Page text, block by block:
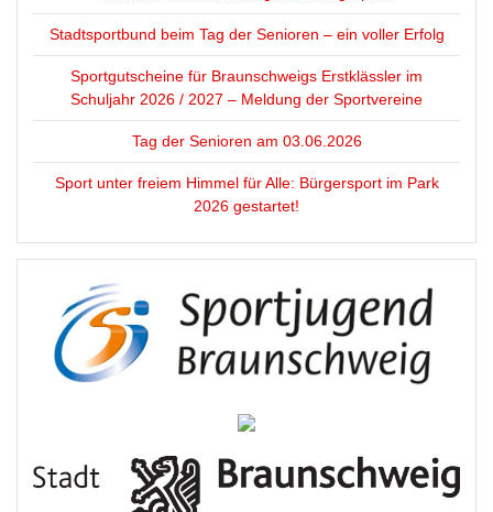
Stadtsportbund beim Tag der Senioren – ein voller Erfolg
Sportgutscheine für Braunschweigs Erstklässler im
Schuljahr 2026 / 2027 – Meldung der Sportvereine
Tag der Senioren am 03.06.2026
Sport unter freiem Himmel für Alle: Bürgersport im Park
2026 gestartet!